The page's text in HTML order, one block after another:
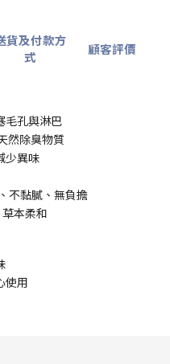
貨及付款方
式
顧客評價
毛孔與淋巴
然除臭物質
少異味
不黏膩、無負擔
本柔和
使用